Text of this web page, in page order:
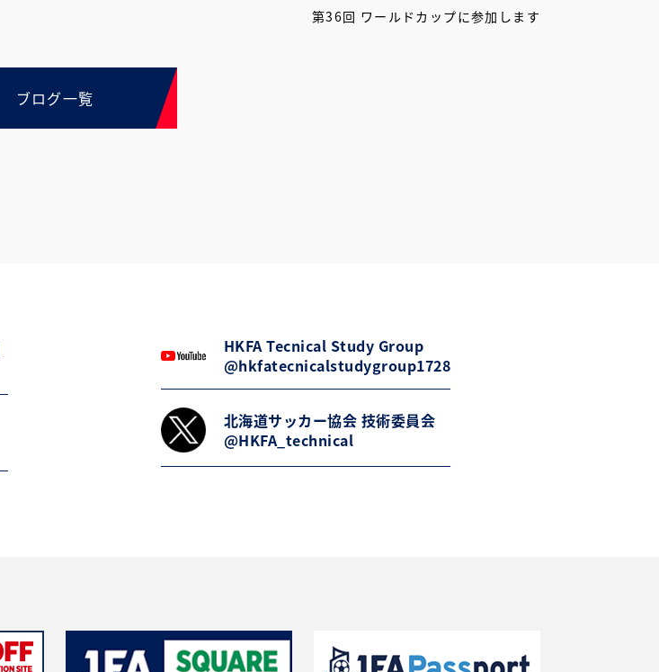
第36回 ワールドカップに参加します
ブログ一覧
HKFA Tecnical Study Group
@hkfatecnicalstudygroup1728
北海道サッカー協会 技術委員会
@HKFA_technical